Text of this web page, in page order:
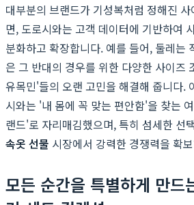
대부분의 브랜드가 기성복처럼 정해진
면, 도로시와는 고객 데이터에 기반하여
분화하고 확장합니다. 예를 들어, 둘레는
은 그 반대의 경우를 위한 다양한 사이즈
유목민'들의 오랜 고민을 해결해 줍니다.
시와는 '내 몸에 꼭 맞는 편안함'을 찾는
랜드'로 자리매김했으며, 특히 섬세한 선
속옷 선물 시장에서 강력한 경쟁력을 확
모든 순간을 특별하게 만드